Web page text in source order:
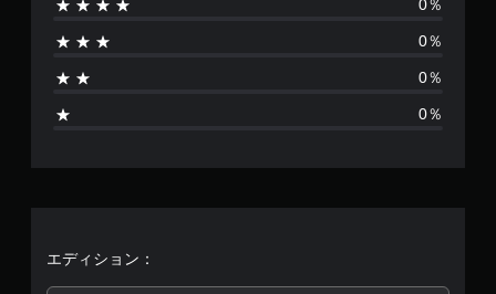
は
、
0％
0％
0％
0％
エディション：